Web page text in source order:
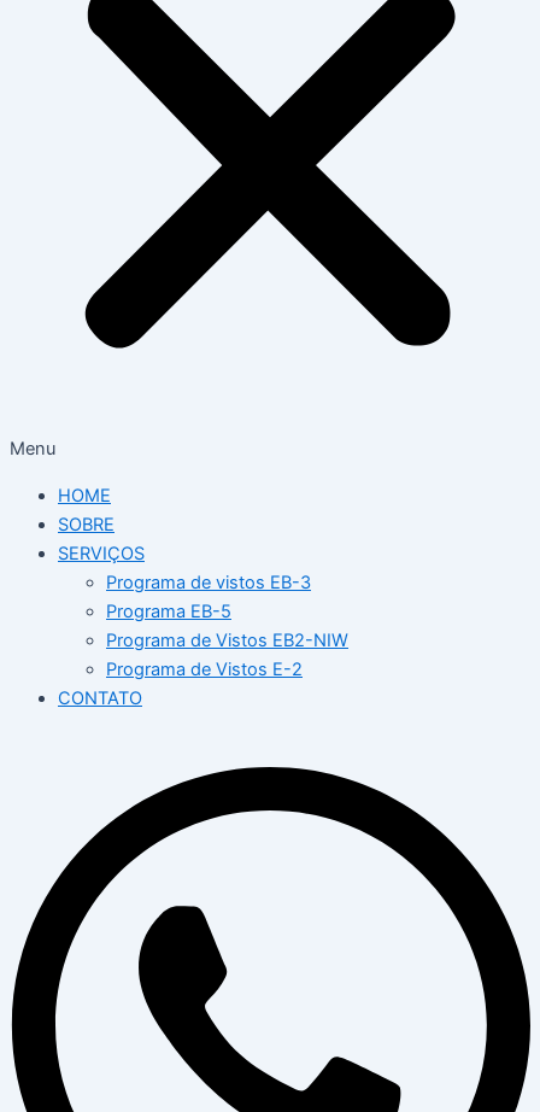
Menu
HOME
SOBRE
SERVIÇOS
Programa de vistos EB-3
Programa EB-5
Programa de Vistos EB2-NIW
Programa de Vistos E-2
CONTATO